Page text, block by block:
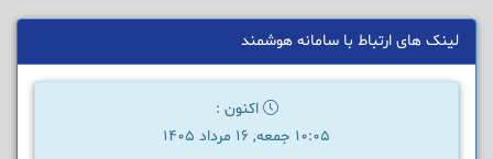
لینک های ارتباط با سامانه هوشمند
اکنون :
10:05 جمعه, 16 مرداد 1405